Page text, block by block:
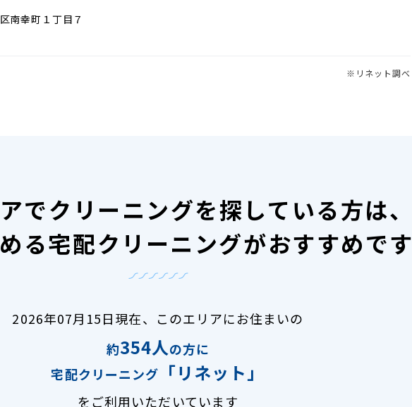
南幸町１丁目７
※リネット調べ
でクリーニングを探している方は、
る宅配クリーニングがおすすめです
2026年07月15日現在、
このエリアにお住まいの
約354人の方に
宅配クリーニング
「リネット」
をご利用いただいています